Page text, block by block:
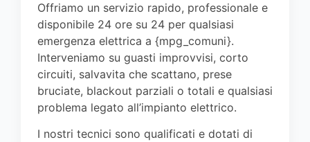
Offriamo un servizio rapido, professionale e
disponibile 24 ore su 24 per qualsiasi
emergenza elettrica a {mpg_comuni}.
Interveniamo su guasti improvvisi, corto
circuiti, salvavita che scattano, prese
bruciate, blackout parziali o totali e qualsiasi
problema legato all’impianto elettrico.
I nostri tecnici sono qualificati e dotati di